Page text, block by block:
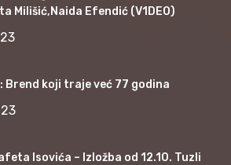
Milišić,Naida Efendić (V1DEO)
Brend koji traje već 77 godina
Isovića – Izložba od 12.10. Tuzli